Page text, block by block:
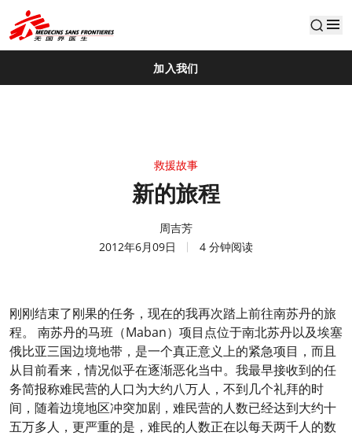
default
加入我们
救援故事
新的旅程
周吉芳
2012年6月09日
4 分钟阅读
刚刚结束了刚果的任务，现在的我再次踏上前往南苏丹的旅
程。 南苏丹的马班（Maban）项目点位于南北苏丹以及埃塞
俄比亚三国边境地带，是一个真正意义上的紧急项目，而且
从目前看来，情况似乎在逐渐恶化当中。我最早接收到的任
务简报称难民营的人口为大约八万人，不到几个礼拜的时
间，随着边境地区冲突加剧，难民营的人数已经达到大约十
五万多人，更严重的是，难民的人数正在以每天两千人的数